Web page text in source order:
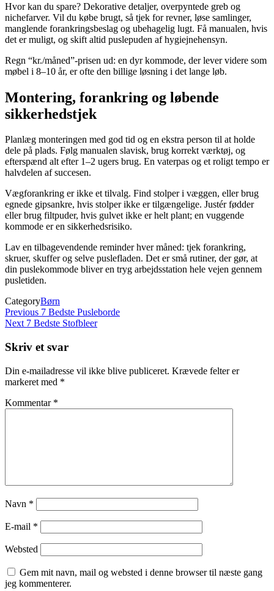
Hvor kan du spare? Dekorative detaljer, overpyntede greb og
nichefarver. Vil du købe brugt, så tjek for revner, løse samlinger,
manglende forankringsbeslag og ubehagelig lugt. Få manualen, hvis
det er muligt, og skift altid puslepuden af hygiejnehensyn.
Regn “kr./måned”-prisen ud: en dyr kommode, der lever videre som
møbel i 8–10 år, er ofte den billige løsning i det lange løb.
Montering, forankring og løbende
sikkerhedstjek
Planlæg monteringen med god tid og en ekstra person til at holde
dele på plads. Følg manualen slavisk, brug korrekt værktøj, og
efterspænd alt efter 1–2 ugers brug. En vaterpas og et roligt tempo er
halvdelen af succesen.
Vægforankring er ikke et tilvalg. Find stolper i væggen, eller brug
egnede gipsankre, hvis stolper ikke er tilgængelige. Justér fødder
eller brug filtpuder, hvis gulvet ikke er helt plant; en vuggende
kommode er en sikkerhedsrisiko.
Lav en tilbagevendende reminder hver måned: tjek forankring,
skruer, skuffer og selve puslefladen. Det er små rutiner, der gør, at
din puslekommode bliver en tryg arbejdsstation hele vejen gennem
pusletiden.
CategoryBørn
Indlægsnavigation
Previous
Post
Previous 7 Bedste Pusleborde
Next
Next 7 Bedste Stofbleer
Skriv et svar
Din e-mailadresse vil ikke blive publiceret. Krævede felter er
markeret med *
Kommentar *
Navn *
E-mail *
Websted
Gem mit navn, mail og websted i denne browser til næste gang
jeg kommenterer.